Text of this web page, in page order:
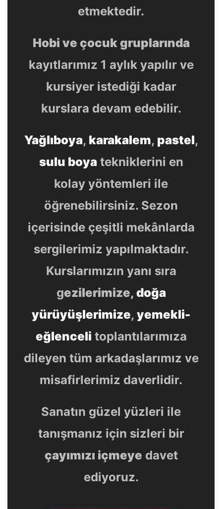
etmektedir.
Hobi ve çocuk gruplarında
kayıtlarımız 1 aylık yapılır ve
kursiyer istediği kadar
kurslara devam edebilir.
Yağlıboya, karakalem, pastel,
sulu boyatekniklerini en
kolay yöntemleri ile
öğrenebilirsiniz. Sezon
içerisinde çeşitli mekânlarda
sergilerimiz yapılmaktadır.
Kurslarımızın yanı sıra
gezilerimize, doğa
yürüyüşlerimize, yemekli-
eğlenceli toplantılarımıza
dileyen tüm arkadaşlarımız ve
misafirlerimiz daverlidir.
Sanatın güzel yüzleri ile
tanışmanız için sizleri bir
çayımızı içmeye davet
ediyoruz.